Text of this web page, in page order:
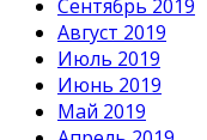
Сентябрь 2019
Август 2019
Июль 2019
Июнь 2019
Май 2019